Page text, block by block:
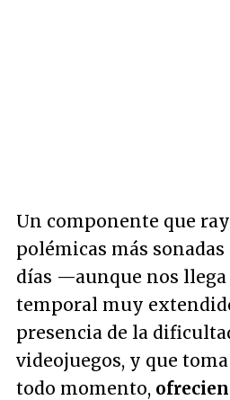
Un componente que
polémicas más
días —aunque nos
temporal muy
presencia de la
videojuegos, y que
todo momento,